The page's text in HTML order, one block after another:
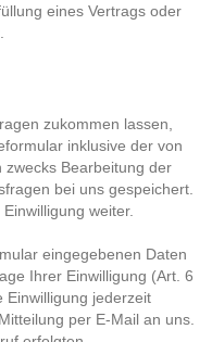
eines Vertrags oder
zukommen lassen,
inklusive der von
Bearbeitung der
bei uns gespeichert.
weiter.
eingegebenen Daten
Ihrer Einwilligung (Art. 6
Einwilligung jederzeit
per E-Mail an uns.